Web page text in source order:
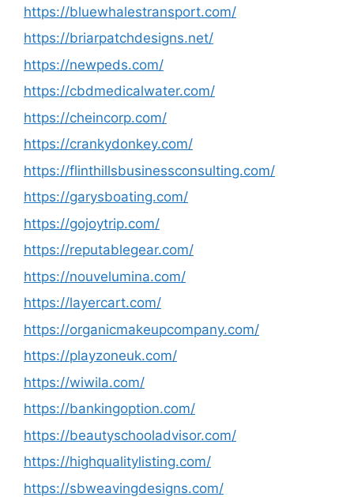
https://bluewhalestransport.com/
https://briarpatchdesigns.net/
https://newpeds.com/
https://cbdmedicalwater.com/
https://cheincorp.com/
https://crankydonkey.com/
https://flinthillsbusinessconsulting.com/
https://garysboating.com/
https://gojoytrip.com/
https://reputablegear.com/
https://nouvelumina.com/
https://layercart.com/
https://organicmakeupcompany.com/
https://playzoneuk.com/
https://wiwila.com/
https://bankingoption.com/
https://beautyschooladvisor.com/
https://highqualitylisting.com/
https://sbweavingdesigns.com/